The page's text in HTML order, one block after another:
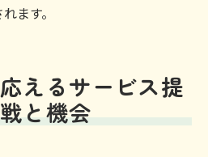
ます。
えるサービス提
と機会